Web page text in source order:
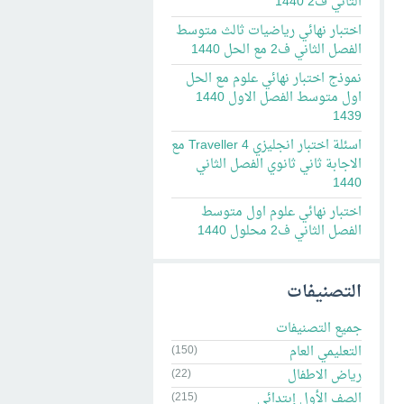
اختبار نهائي رياضيات ثالث متوسط
الفصل الثاني ف2 مع الحل 1440
نموذج اختبار نهائي علوم مع الحل
اول متوسط الفصل الاول 1440
1439
اسئلة اختبار انجليزي Traveller 4 مع
الاجابة ثاني ثانوي الفصل الثاني
1440
اختبار نهائي علوم اول متوسط
الفصل الثاني ف2 محلول 1440
التصنيفات
جميع التصنيفات
التعليمي العام
(150)
رياض الاطفال (22)
الصف الأول إبتدائي (215)